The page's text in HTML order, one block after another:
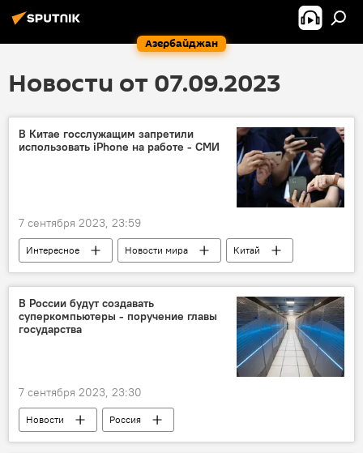
Азербайджан
Новости от 07.09.2023
В Китае госслужащим запретили
использовать iPhone на работе - СМИ
7 сентября 2023, 23:59
Интересное Новости мира
Китай
США
iPhone
The Wall Street Journal
В России будут создавать
суперкомпьютеры - поручение главы
государства
7 сентября 2023, 23:30
Новости
Россия
Правительство РФ
Владимир Путин